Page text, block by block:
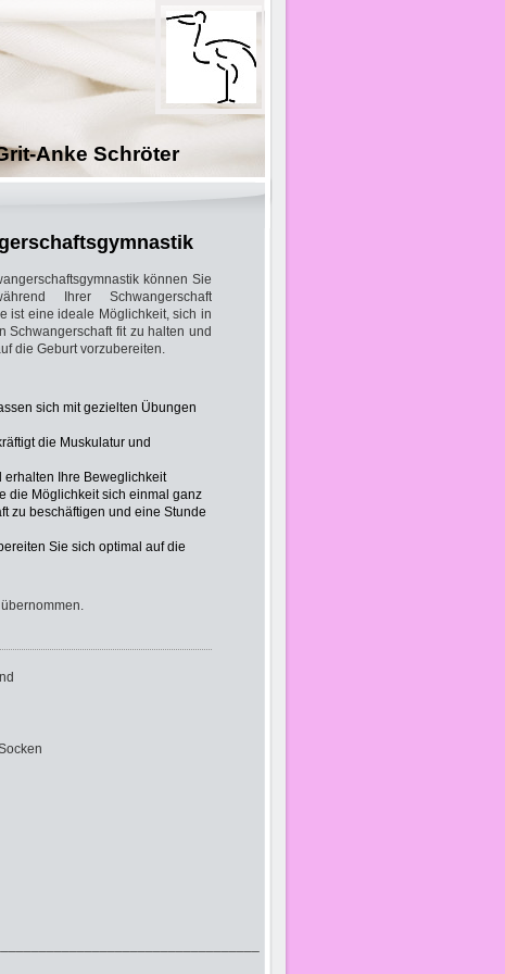
können Sie
Ihrer Schwangerschaft
ist eine ideale Möglichkeit, sich in
Schwangerschaft fit zu halten und
die Geburt vorzubereiten.
sich mit gezielten Übungen
die Muskulatur und
Ihre Beweglichkeit
die Möglichkeit sich einmal ganz
zu beschäftigen und eine Stunde
Sie sich optimal auf die